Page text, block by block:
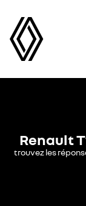
Renault
trouvez les